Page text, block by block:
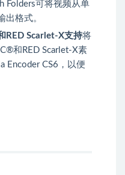
Folders可将视频从单
出格式。
RED Scarlet-X支持将
和RED Scarlet-X素
Encoder CS6，以便